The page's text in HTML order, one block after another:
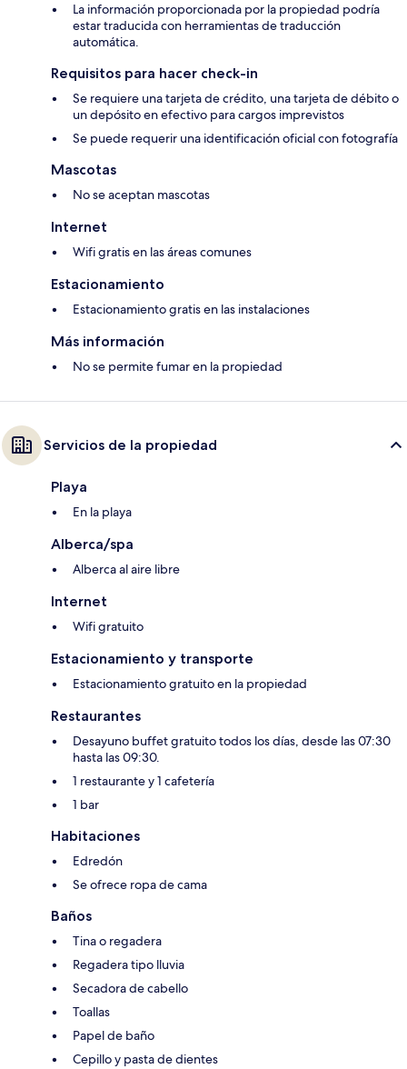
La información proporcionada por la propiedad podría
estar traducida con herramientas de traducción
automática.
Requisitos para hacer check-in
Se requiere una tarjeta de crédito, una tarjeta de débito o
un depósito en efectivo para cargos imprevistos
Se puede requerir una identificación oficial con fotografía
Mascotas
No se aceptan mascotas
Internet
Wifi gratis en las áreas comunes
Estacionamiento
Estacionamiento gratis en las instalaciones
Más información
No se permite fumar en la propiedad
Servicios de la propiedad
Playa
En la playa
Alberca/spa
Alberca al aire libre
Internet
Wifi gratuito
Estacionamiento y transporte
Estacionamiento gratuito en la propiedad
Restaurantes
Desayuno buffet gratuito todos los días, desde las 07:30
hasta las 09:30.
1 restaurante y 1 cafetería
1 bar
Habitaciones
Edredón
Se ofrece ropa de cama
Baños
Tina o regadera
Regadera tipo lluvia
Secadora de cabello
Toallas
Papel de baño
Cepillo y pasta de dientes